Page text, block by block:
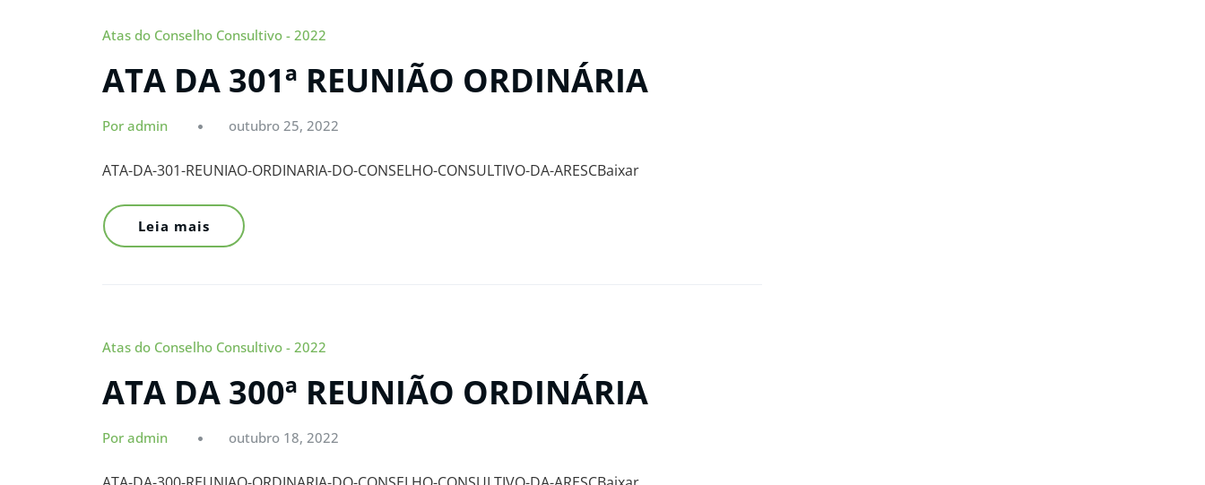
Atas do Conselho Consultivo - 2022
ATA DA 301ª REUNIÃO ORDINÁRIA
Por admin outubro 25, 2022
ATA-DA-301-REUNIAO-ORDINARIA-DO-CONSELHO-CONSULTIVO-DA-ARESCBaixar
Leia mais
Atas do Conselho Consultivo - 2022
ATA DA 300ª REUNIÃO ORDINÁRIA
Por admin outubro 18, 2022